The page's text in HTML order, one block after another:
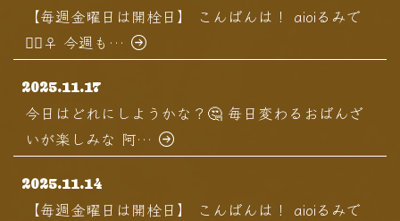
【毎週金曜日は開栓日】 こんばんは！ aioiるみで
す🏻‍♀️ 今週も…
2025.11.17
今日はどれにしようかな？🤔 毎日変わるおばんざ
いが楽しみな 阿…
2025.11.14
【毎週金曜日は開栓日】 こんばんは！ aioiるみで